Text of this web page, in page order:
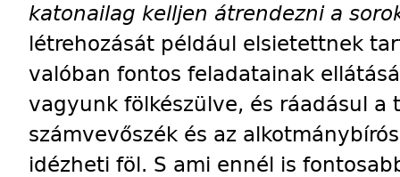
katonailag kelljen átrendezni a
létrehozását például elsietettnek
valóban fontos feladatainak
vagyunk fölkészülve, és ráadásul a
számvevőszék és az
idézheti föl. S ami ennél is